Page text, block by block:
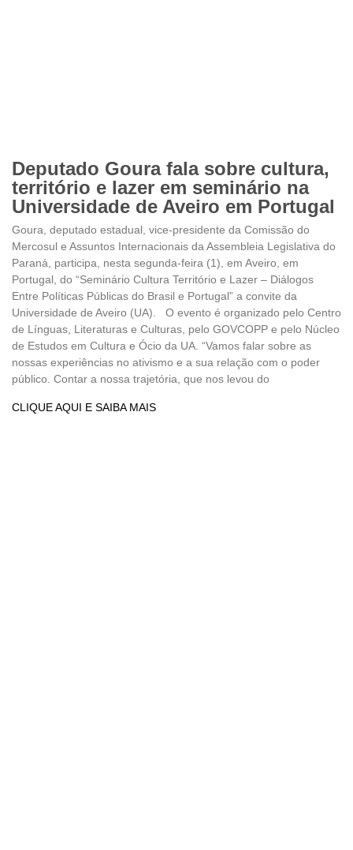
Deputado Goura fala sobre cultura,
território e lazer em seminário na
Universidade de Aveiro em Portugal
Goura, deputado estadual, vice-presidente da Comissão do
Mercosul e Assuntos Internacionais da Assembleia Legislativa do
Paraná, participa, nesta segunda-feira (1), em Aveiro, em
Portugal, do “Seminário Cultura Território e Lazer – Diálogos
Entre Políticas Públicas do Brasil e Portugal” a convite da
Universidade de Aveiro (UA). O evento é organizado pelo Centro
de Línguas, Literaturas e Culturas, pelo GOVCOPP e pelo Núcleo
de Estudos em Cultura e Ócio da UA. “Vamos falar sobre as
nossas experiências no ativismo e a sua relação com o poder
público. Contar a nossa trajetória, que nos levou do
CLIQUE AQUI E SAIBA MAIS